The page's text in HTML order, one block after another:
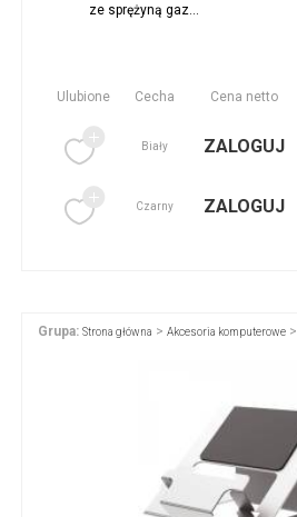
ze sprężyną gaz...
Ulubione Cecha Cena netto
Biały ZALOGUJ
Czarny ZALOGUJ
Grupa: Strona główna > Akcesoria komputerowe>